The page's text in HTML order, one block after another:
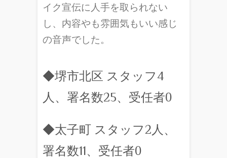
イク宣伝に人手を取られない
し、内容やも雰囲気もいい感じ
の音声でした。
◆堺市北区 スタッフ4
人、署名数25、受任者0
◆太子町 スタッフ2人、
署名数11、受任者0